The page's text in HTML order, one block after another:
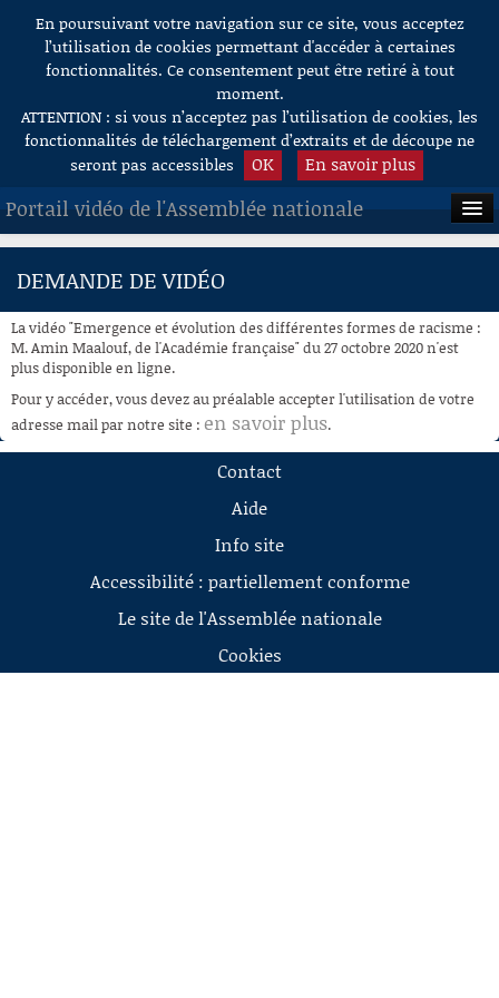
Aller au contenu
En poursuivant votre navigation sur ce site, vous acceptez
l’utilisation de cookies permettant d'accéder à certaines
fonctionnalités. Ce consentement peut être retiré à tout
moment.
ATTENTION : si vous n’acceptez pas l’utilisation de cookies, les
fonctionnalités de téléchargement d’extraits et de découpe ne
seront pas accessibles
OK En savoir plus
Portail vidéo de l'Assemblée nationale
ACCUEIL
À LA DEMANDE
RECHERCHE
AIDE À LA DÉCOUPE
DE VIDÉOS
DEMANDE DE VIDÉO
La vidéo "Emergence et évolution des différentes formes de racisme :
M. Amin Maalouf, de l'Académie française" du 27 octobre 2020 n'est
plus disponible en ligne.
Pour y accéder, vous devez au préalable accepter l'utilisation de votre
adresse mail par notre site : en savoir plus.
Contact
Aide
Info site
Accessibilité : partiellement conforme
Le site de l'Assemblée nationale
Cookies